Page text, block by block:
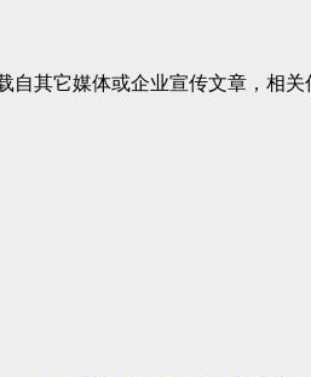
其它媒体或企业宣传文章，相